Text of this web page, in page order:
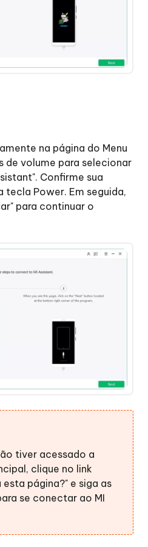
na página do Menu
de volume para selecionar
Confirme sua
tecla Power. Em seguida,
para continuar o
tiver acessado a
clique no link
página?" e siga as
se conectar ao MI